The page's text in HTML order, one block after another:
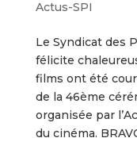
Actus-SPI
Le Syndicat des
félicite
films ont été
de la 46ème
organisée par
du cinéma.